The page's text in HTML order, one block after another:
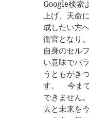
Google検索
上げ、天命
成したい方
衛官となり
自身のセル
い意味でバ
うともがき
す。 今まで
できません
去と未来を